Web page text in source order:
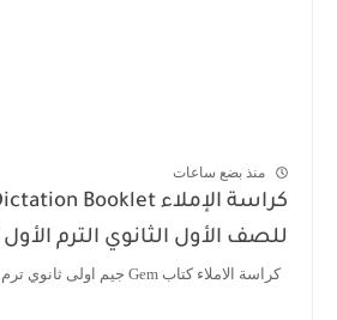
منذ بضع ساعات
للصف الأول الثانوي الترم الأول 2027 PDF
كراسة الاملاء كتاب Gem جيم اولى ثانوي ترم اول 2027 -